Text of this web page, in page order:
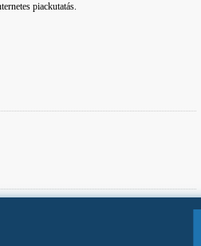
piackutatás.